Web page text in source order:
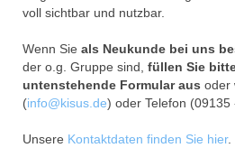
voll sichtbar und nutzbar.
Wenn Sie als Neukunde bei uns
der o.g. Gruppe sind, füllen Sie
untenstehende Formular aus oder
(info@kisus.de) oder Telefon (09135
Unsere Kontaktdaten finden Sie hier.